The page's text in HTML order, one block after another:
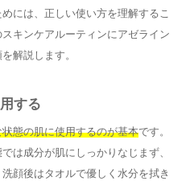
には、正しい使い方を理解するこ
キンケアルーティンにアゼライン
解説します。
する
態の肌に使用するのが基本です。
は成分が肌にしっかりなじまず、
顔後はタオルで優しく水分を拭き